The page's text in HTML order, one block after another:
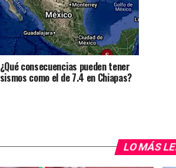
¿Qué consecuencias pueden tener
sismos como el de 7.4 en Chiapas?
LO MÁS